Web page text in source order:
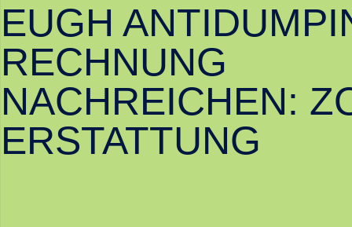
EUGH
RECHNUNG
NACHREICHEN:
ERSTATTUNG